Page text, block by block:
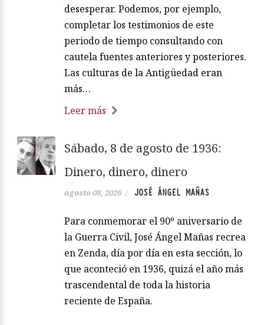
desesperar. Podemos, por ejemplo,
completar los testimonios de este
periodo de tiempo consultando con
cautela fuentes anteriores y posteriores.
Las culturas de la Antigüedad eran
más…
Leer más
Sábado, 8 de agosto de 1936:
Dinero, dinero, dinero
agosto 08, 2026 / JOSÉ ÁNGEL MAÑAS
Para conmemorar el 90º aniversario de
la Guerra Civil, José Ángel Mañas recrea
en Zenda, día por día en esta sección, lo
que aconteció en 1936, quizá el año más
trascendental de toda la historia
reciente de España.